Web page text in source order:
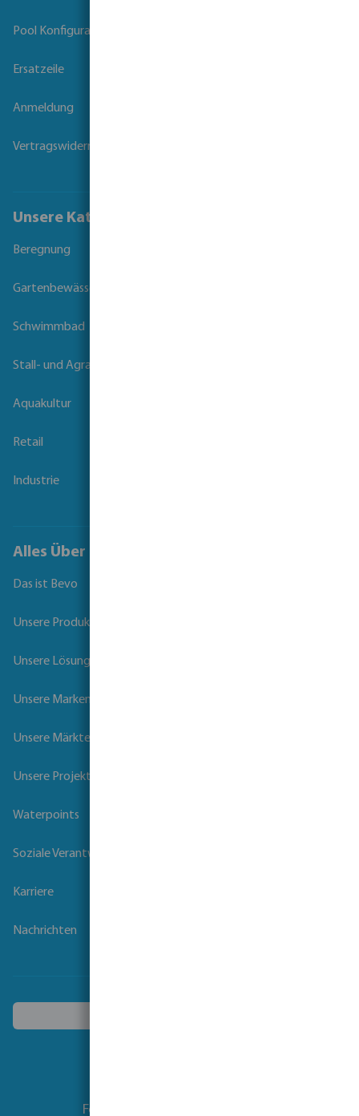
Pool Konfigurator
Ersatzeile
Anmeldung
Vertragswiderruf
Unsere Kataloge
Beregnung
Gartenbewässerung
Schwimmbad
Stall- und Agrartechnik
Aquakultur
Retail
Industrie
Alles Über Bevo
Das ist Bevo
Unsere Produkte
Unsere Lösungen
Unsere Marken
Unsere Märkte
Unsere Projekte
Waterpoints
Soziale Verantwortung der Unternehmen
Karriere
Nachrichten
Folgen Sie uns